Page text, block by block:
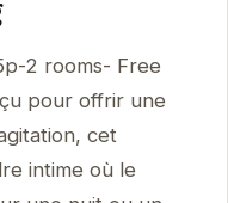
2 rooms- Free
pour offrir une
cet
intime où le